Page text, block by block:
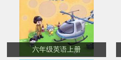
六年级英语上册